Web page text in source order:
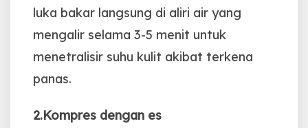
luka bakar langsung di aliri air yang
mengalir selama 3-5 menit untuk
menetralisir suhu kulit akibat terkena
panas.
2.Kompres dengan es